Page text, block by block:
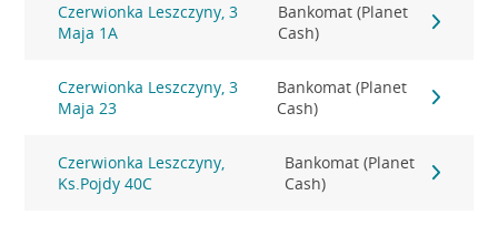
Czerwionka Leszczyny, 3
Maja 1A
Bankomat (Planet
Cash)
Czerwionka Leszczyny, 3
Maja 23
Bankomat (Planet
Cash)
Czerwionka Leszczyny,
Ks.Pojdy 40C
Bankomat (Planet
Cash)